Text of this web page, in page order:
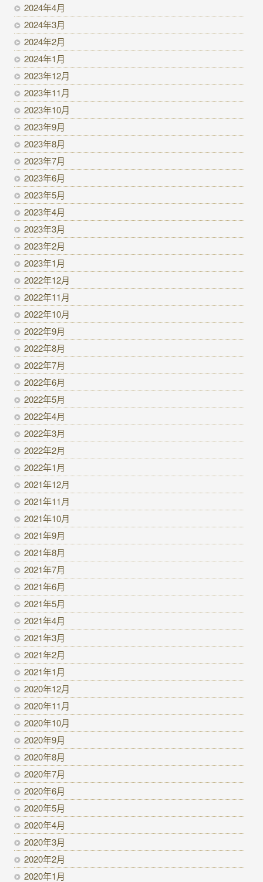
2024年4月
2024年3月
2024年2月
2024年1月
2023年12月
2023年11月
2023年10月
2023年9月
2023年8月
2023年7月
2023年6月
2023年5月
2023年4月
2023年3月
2023年2月
2023年1月
2022年12月
2022年11月
2022年10月
2022年9月
2022年8月
2022年7月
2022年6月
2022年5月
2022年4月
2022年3月
2022年2月
2022年1月
2021年12月
2021年11月
2021年10月
2021年9月
2021年8月
2021年7月
2021年6月
2021年5月
2021年4月
2021年3月
2021年2月
2021年1月
2020年12月
2020年11月
2020年10月
2020年9月
2020年8月
2020年7月
2020年6月
2020年5月
2020年4月
2020年3月
2020年2月
2020年1月